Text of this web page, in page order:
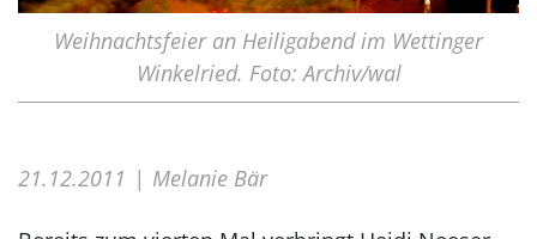
Weihnachtsfeier an Heiligabend im Wettinger
Winkelried. Foto: Archiv/wal
21.12.2011 Melanie Bär